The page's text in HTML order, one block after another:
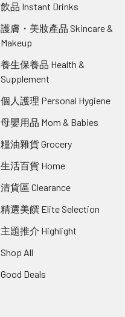
飲品 Instant Drinks
護膚・美妝產品 Skincare &
Makeup
養生保養品 Health &
Supplement
個人護理 Personal Hygiene
母嬰用品 Mom & Babies
糧油雜貨 Grocery
生活百貨 Home
清貨區 Clearance
精選美饌 Elite Selection
主題推介 Highlight
Shop All
Good Deals